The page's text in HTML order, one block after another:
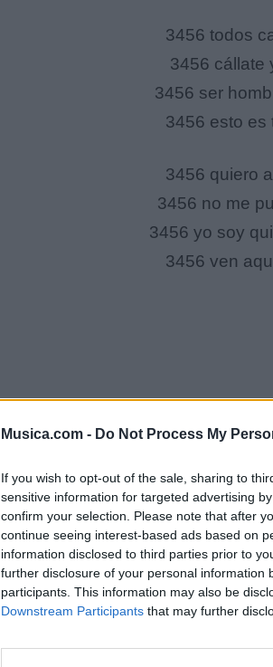
Musica.com - Do Not Process My
If you wish to opt-out of the sale, sharing to
sensitive information for targeted advertising
confirm your selection. Please note that after
continue seeing interest-based ads based on
information disclosed to third parties prior to
further disclosure of your personal information
participants. This information may also be
Downstream Participants that may further
3456 todos
3456 cállate
3456 ser
3456 esto es
3456 quiero
3456 no me
3456 yo soy
3456 ven